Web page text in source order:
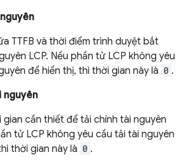
TTFB và thời điểm trình duyệt bắt
LCP. Nếu phần tử LCP không yêu
để hiển thị, thì thời gian này là 0 .
nguyên
gian cần thiết để tải chính tài nguyên
tử LCP không yêu cầu tải tài nguyên
thời gian này là 0 .